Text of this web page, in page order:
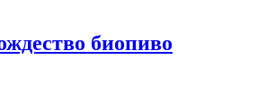
биопиво